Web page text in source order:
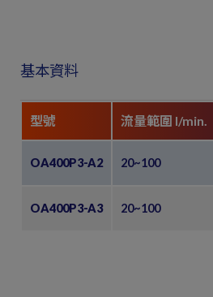
基本資料
型號 流量範圍 l/min.
OA400P3-A2 20~100
OA400P3-A3 20~100